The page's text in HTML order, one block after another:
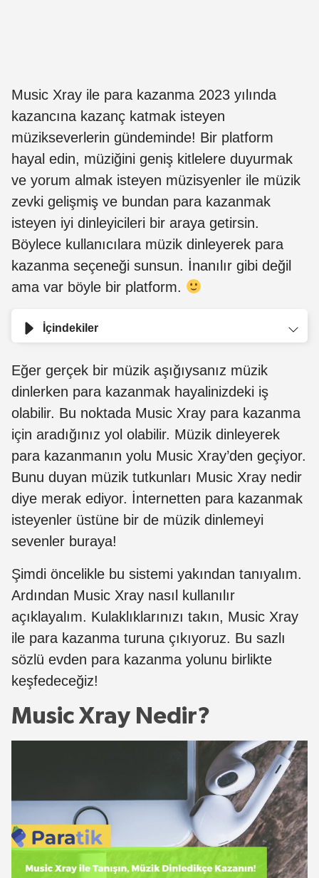
Music Xray ile para kazanma 2023 yılında
kazancına kazanç katmak isteyen
müzikseverlerin gündeminde! Bir platform
hayal edin, müziğini geniş kitlelere duyurmak
ve yorum almak isteyen müzisyenler ile müzik
zevki gelişmiş ve bundan para kazanmak
isteyen iyi dinleyicileri bir araya getirsin.
Böylece kullanıcılara müzik dinleyerek para
kazanma seçeneği sunsun. İnanılır gibi değil
ama var böyle bir platform.
İçindekiler
Eğer gerçek bir müzik aşığıysanız müzik
dinlerken para kazanmak hayalinizdeki iş
olabilir. Bu noktada Music Xray para kazanma
için aradığınız yol olabilir. Müzik dinleyerek
para kazanmanın yolu Music Xray’den geçiyor.
Bunu duyan müzik tutkunları Music Xray nedir
diye merak ediyor. İnternetten para kazanmak
isteyenler üstüne bir de müzik dinlemeyi
sevenler buraya!
Şimdi öncelikle bu sistemi yakından tanıyalım.
Ardından Music Xray nasıl kullanılır
açıklayalım. Kulaklıklarınızı takın, Music Xray
ile para kazanma turuna çıkıyoruz. Bu sazlı
sözlü evden para kazanma yolunu birlikte
keşfedeceğiz!
Music Xray Nedir?